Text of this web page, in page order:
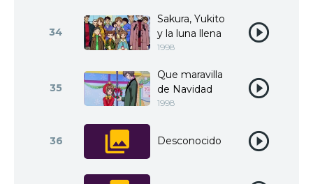
34
Sakura, Yukito
y la luna llena
1998
35
Que maravilla
de Navidad
1998
36 Desconocido